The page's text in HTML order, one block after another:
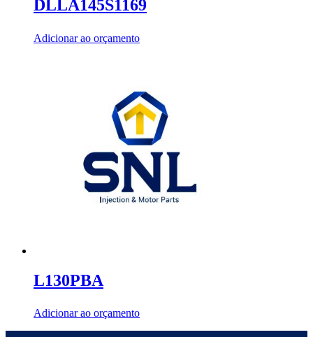
DLLA145S1169
Adicionar ao orçamento
L130PBA
Adicionar ao orçamento